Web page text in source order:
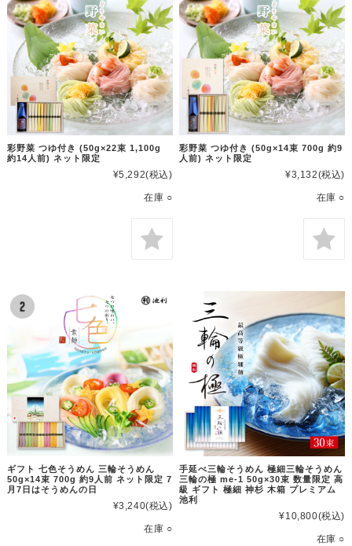
彩野菜 つゆ付き (50g×22束 1,100g
約14人前) ネット限定
¥5,292(税込)
在庫 ○
彩野菜 つゆ付き (50g×14束 700g 約9
人前) ネット限定
¥3,132(税込)
在庫 ○
ギフト 七色そうめん 三輪そうめん
50g×14束 700g 約9人前 ネット限定 7
月7日はそうめんの日
¥3,240(税込)
在庫 ○
手延べ三輪そうめん 極細三輪そうめん
三輪の極 me-1 50g×30束 数量限定 高
級 ギフト 極細 神杉 木箱 プレミアム
池利
¥10,800(税込)
在庫 ○